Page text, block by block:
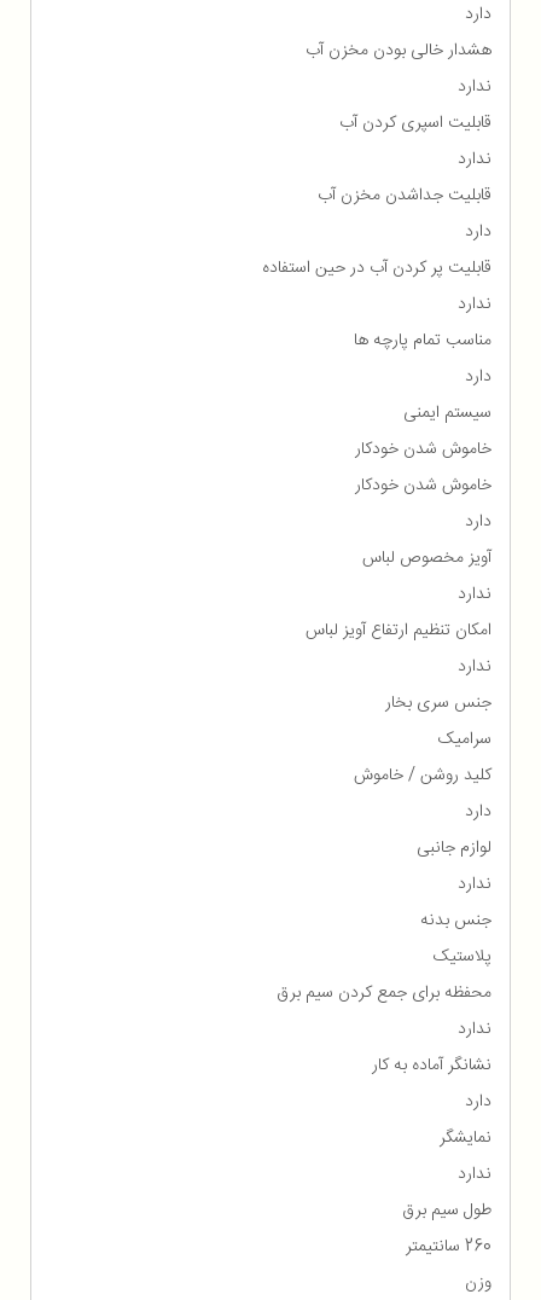
دارد
هشدار خالی بودن مخزن آب
ندارد
قابلیت اسپری کردن آب
ندارد
قابلیت جداشدن مخزن آب
دارد
قابلیت پر کردن آب در حین استفاده
ندارد
مناسب تمام پارچه ها
دارد
سیستم ایمنی
خاموش شدن خودکار
خاموش شدن خودکار
دارد
آویز مخصوص لباس
ندارد
امکان تنظیم ارتفاع آویز لباس
ندارد
جنس سری بخار
سرامیک
کلید روشن / خاموش
دارد
لوازم جانبی
ندارد
جنس بدنه
پلاستیک
محفظه برای جمع كردن سیم برق
ندارد
نشانگر آماده به کار
دارد
نمایشگر
ندارد
طول سیم برق
260 سانتیمتر
وزن